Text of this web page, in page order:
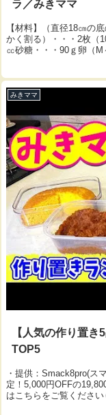
ラ／みきママ
【材料】（直径18㎝の
かく割る）・・・2枚（
㏄砂糖・・・90ｇ卵（
みきママ
【人気の作り置
TOP5
・提供：Smack8pro(ス
定！5,000円OFFの
はこちらをご覧くださ